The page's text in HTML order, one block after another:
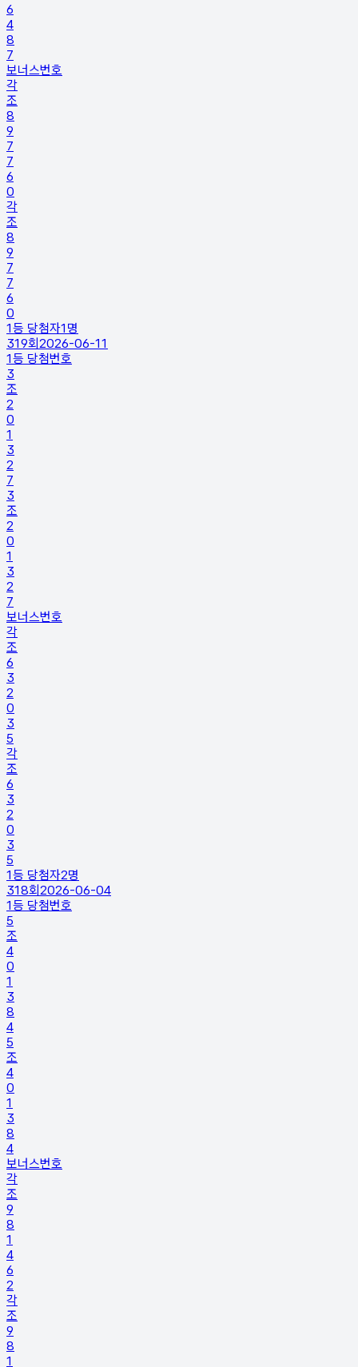
6
4
8
7
보너스번호
각
조
8
9
7
7
6
0
각
조
8
9
7
7
6
0
1등 당첨자1 명
319회2026-06-11
1등 당첨번호
3
조
2
0
1
3
2
7
3
조
2
0
1
3
2
7
보너스번호
각
조
6
3
2
0
3
5
각
조
6
3
2
0
3
5
1등 당첨자2명
318회2026-06-04
1등 당첨번호
5
조
4
0
1
3
8
4
5
조
4
0
1
3
8
4
보너스번호
각
조
9
8
1
4
6
2
각
조
9
8
1